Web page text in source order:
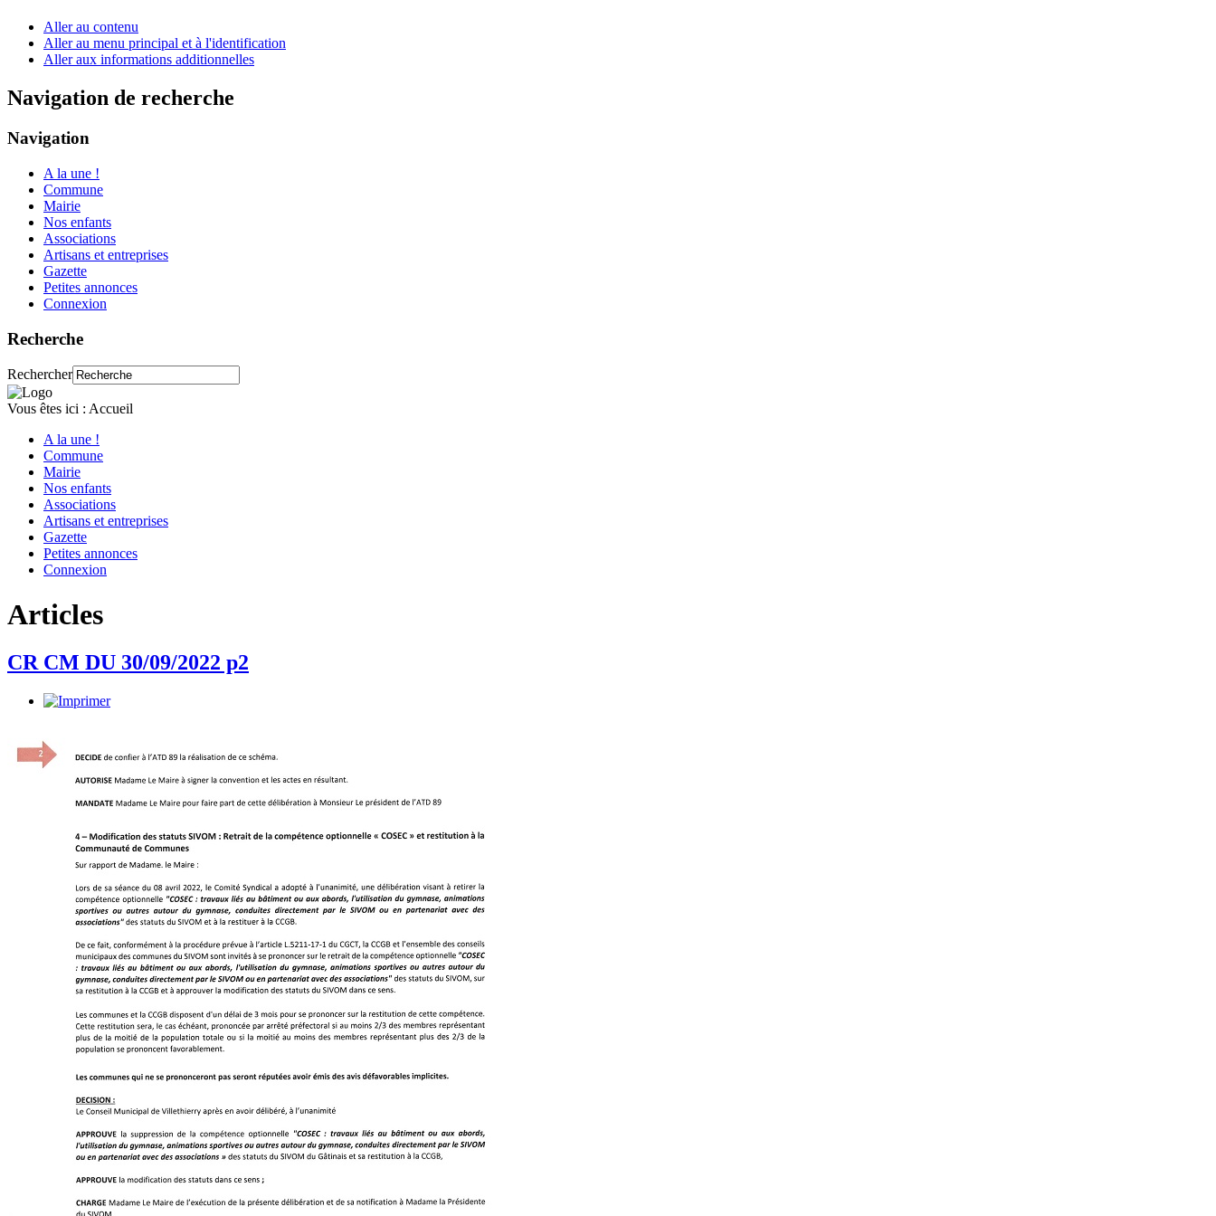
Aller au contenu
Aller au menu principal et à l'identification
Aller aux informations additionnelles
Navigation de recherche
Navigation
A la une !
Commune
Mairie
Nos enfants
Associations
Artisans et entreprises
Gazette
Petites annonces
Connexion
Recherche
Rechercher
Vous êtes ici : Accueil
A la une !
Commune
Mairie
Nos enfants
Associations
Artisans et entreprises
Gazette
Petites annonces
Connexion
Articles
CR CM DU 30/09/2022 p2